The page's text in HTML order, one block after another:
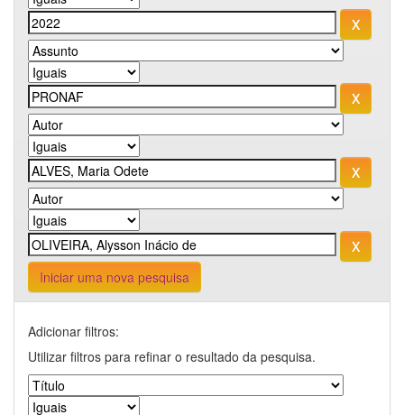
Iniciar uma nova pesquisa
Adicionar filtros:
Utilizar filtros para refinar o resultado da pesquisa.